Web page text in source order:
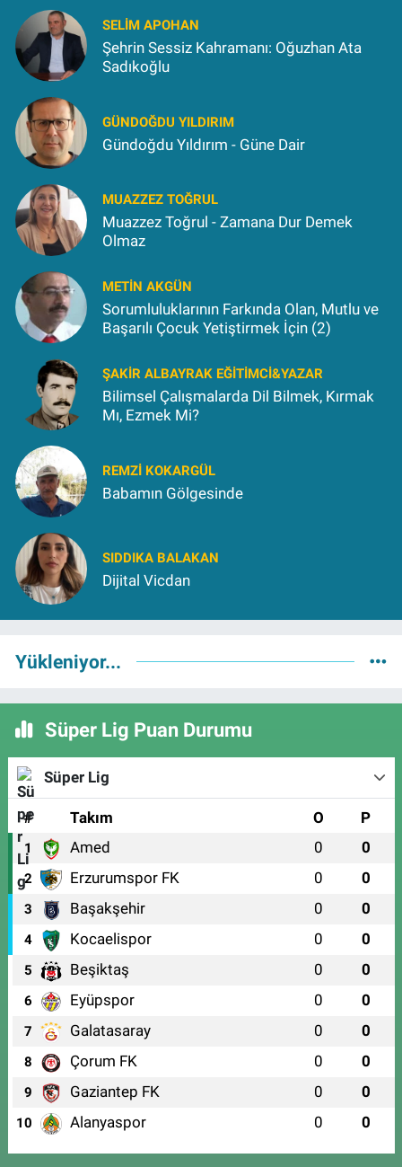
SELIM APOHAN
Şehrin Sessiz Kahramanı: Oğuzhan Ata
Sadıkoğlu
GÜNDOĞDU YILDIRIM
Gündoğdu Yıldırım - Güne Dair
MUAZZEZ TOĞRUL
Muazzez Toğrul - Zamana Dur Demek
Olmaz
METIN AKGÜN
Sorumluluklarının Farkında Olan, Mutlu ve
Başarılı Çocuk Yetiştirmek İçin (2)
ŞAKIR ALBAYRAK EĞITIMCI&YAZAR
Bilimsel Çalışmalarda Dil Bilmek, Kırmak
Mı, Ezmek Mi?
REMZI KOKARGÜL
Babamın Gölgesinde
SIDDIKA BALAKAN
Dijital Vicdan
Yükleniyor...
Süper Lig Puan Durumu
Süper Lig
# Takım O P
1 Amed 0 0
2 Erzurumspor FK 0 0
3 Başakşehir 0 0
4 Kocaelispor 0 0
5 Beşiktaş 0 0
6 Eyüpspor 0 0
7 Galatasaray 0 0
8 Çorum FK 0 0
9 Gaziantep FK 0 0
10 Alanyaspor 0 0